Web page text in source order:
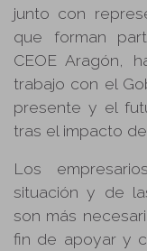
junto con
que forman
CEOE Aragón,
trabajo con el
presente y el
tras el impacto
Los
situación y de
son más
fin de apoyar y